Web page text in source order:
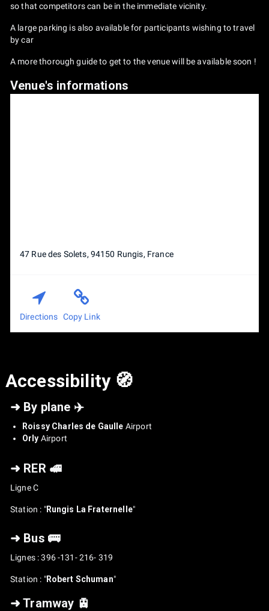
so that competitors can be in the immediate vicinity.
A large parking is also available for participants wishing to travel
by car
A more thorough guide to get to the venue will be available soon !
Venue's informations
47 Rue des Solets, 94150 Rungis, France
Directions Copy Link
Accessibility 🧭
➜ By plane ✈️
Roissy Charles de Gaulle Airport
Orly Airport
➜ RER 🚅
Ligne C
Station : "Rungis La Fraternelle"
➜ Bus 🚌
Lignes : 396 -131- 216- 319
Station : "Robert Schuman"
➜ Tramway 🚊